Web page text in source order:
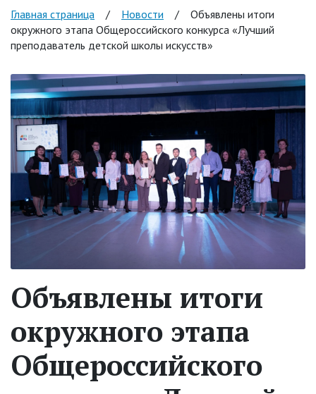
Главная страница / Новости /
Объявлены итоги
окружного этапа Общероссийского конкурса «Лучший
преподаватель детской школы искусств»
Объявлены итоги
окружного этапа
Общероссийского